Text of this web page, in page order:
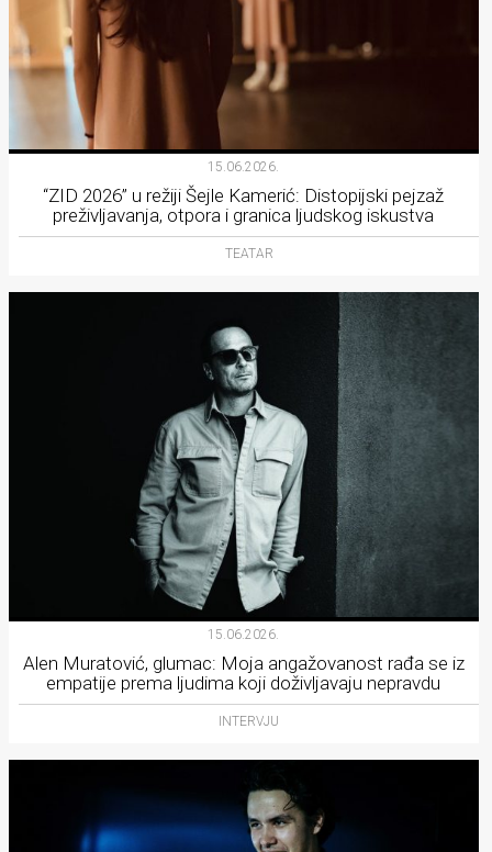
15.06.2026.
“ZID 2026” u režiji Šejle Kamerić: Distopijski pejzaž
preživljavanja, otpora i granica ljudskog iskustva
TEATAR
15.06.2026.
Alen Muratović, glumac: Moja angažovanost rađa se iz
empatije prema ljudima koji doživljavaju nepravdu
INTERVJU